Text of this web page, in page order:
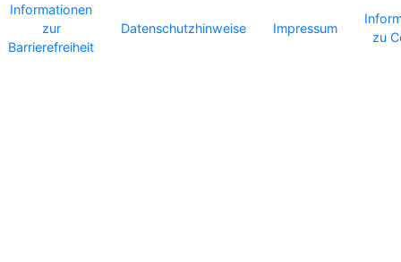
Informationen
zur
Barrierefreiheit
Datenschutzhinweise Impressum
zu